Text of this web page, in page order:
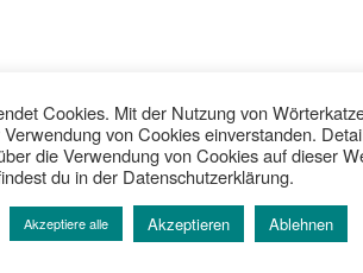
Cookies. Mit der Nutzung von
von Cookies einverstanden.
die Verwendung von Cookies auf dieser
du in der Datenschutzerklärung.
Akzeptiere alle Akzeptieren Ablehnen